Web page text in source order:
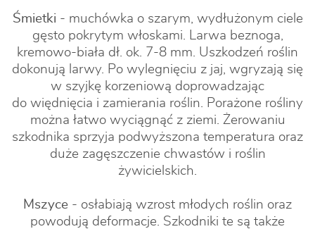
Śmietki- muchówka o szarym, wydłużonym ciele
gęsto pokrytym włoskami. Larwa beznoga,
kremowo-biała dł. ok. 7-8 mm. Uszkodzeń roślin
dokonują larwy. Po wylegnięciu z jaj, wgryzają się
w szyjkę korzeniową doprowadzając
do więdnięcia i zamierania roślin. Porażone rośliny
można łatwo wyciągnąć z ziemi. Żerowaniu
szkodnika sprzyja podwyższona temperatura oraz
duże zagęszczenie chwastów i roślin
żywicielskich.
Mszyce - osłabiają wzrost młodych roślin oraz
powodują deformacje. Szkodniki te są także